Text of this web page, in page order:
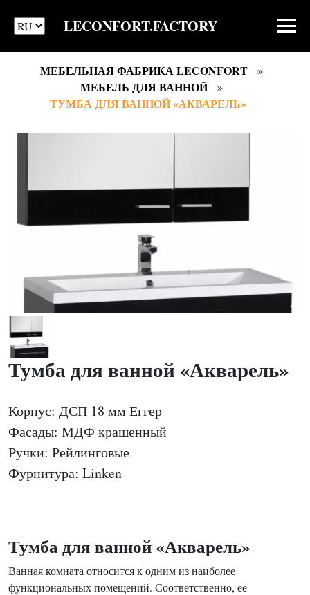
LECONFORT.FACTORY
МЕБЕЛЬНАЯ ФАБРИКА LECONFORT
МЕБЕЛЬ ДЛЯ ВАННОЙ
ТУМБА ДЛЯ ВАННОЙ «АКВАРЕЛЬ»
Тумба для ванной «Акварель»
Корпус: ДСП 18 мм Еггер
Фасады: МДФ крашенный
Ручки: Рейлинговые
Фурнитура: Linken
Тумба для ванной «Акварель»
Ванная комната относится к одним из наиболее
функциональных помещений. Соответственно, ее